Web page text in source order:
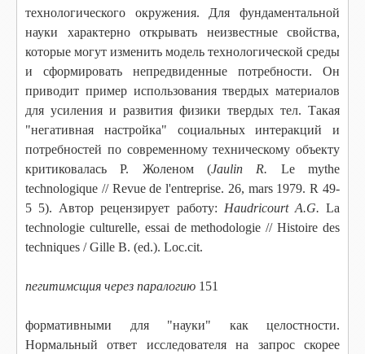
технологического окружения. Для фундаментальной
науки характерно открывать неизвестные свойства,
которые могут изменить модель технологической среды
и сформировать непредвиденные потребности. Он
приводит пример использования твердых материалов
для усиления и развития физики твердых тел. Такая
"негативная настройка" социальных интеракций и
потребностей по современному техническому объекту
критиковалась Р. Жоленом (Jaulin R. Le mythe
technologique // Revue de l'entreprise. 26, mars 1979. R 49-
5 5). Автор рецензирует работу: Haudricourt A.G. La
technologie culturelle, essai de methodologie // Histoire des
techniques / Gille B. (ed.). Loc.cit.
пегитимсщия через паралогию 151
формативными для "науки" как целостности.
Нормальный ответ исследователя на запрос скорее